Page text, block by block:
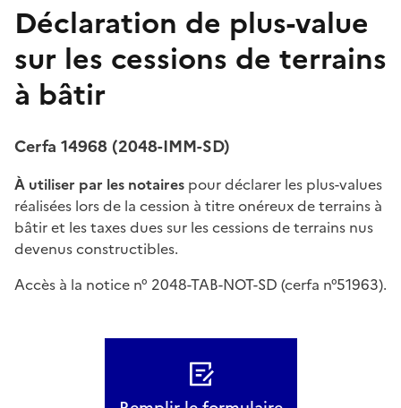
Déclaration de plus-value
sur les cessions de terrains
à bâtir
Cerfa 14968 (2048-IMM-SD)
À utiliser par les notaires pour déclarer les plus-values
réalisées lors de la cession à titre onéreux de terrains à
bâtir et les taxes dues sur les cessions de terrains nus
devenus constructibles.
Accès à la notice n° 2048-TAB-NOT-SD (cerfa n°51963).